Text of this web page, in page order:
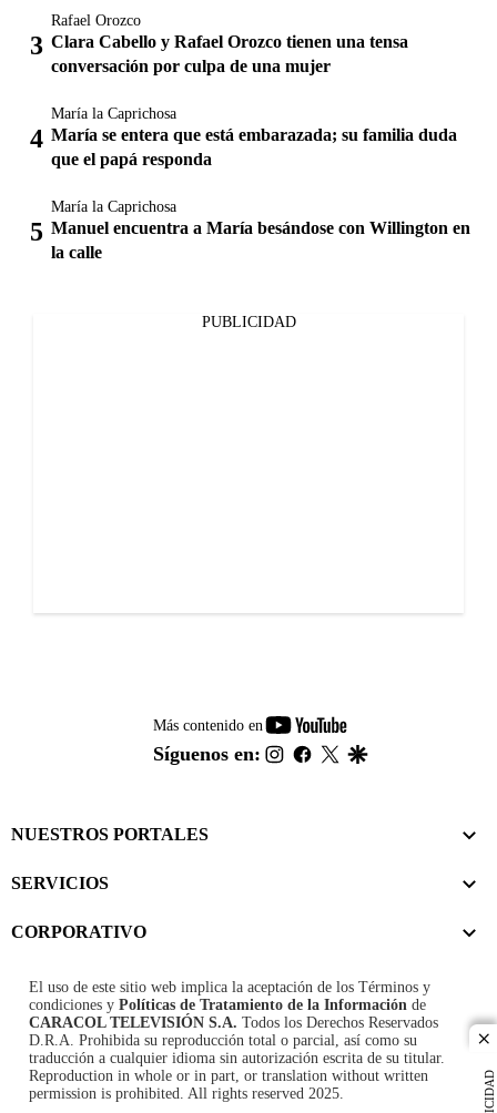
Rafael Orozco
Clara Cabello y Rafael Orozco tienen una tensa
conversación por culpa de una mujer
María la Caprichosa
María se entera que está embarazada; su familia duda
que el papá responda
María la Caprichosa
Manuel encuentra a María besándose con Willington en
la calle
PUBLICIDAD
Más contenido en
youtube-
footer
Síguenos en: instagram
facebook
twitter
NUESTROS PORTALES
SERVICIOS
CORPORATIVO
El uso de este sitio web implica la aceptación de los Términos y
condiciones y Políticas de Tratamiento de la Información de
CARACOL TELEVISIÓN S.A. Todos los Derechos Reservados
D.R.A. Prohibida su reproducción total o parcial, así como su
traducción a cualquier idioma sin autorización escrita de su titular.
Reproduction in whole or in part, or translation without written
permission is prohibited. All rights reserved 2025.